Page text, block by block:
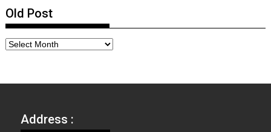
Old Post
Address :